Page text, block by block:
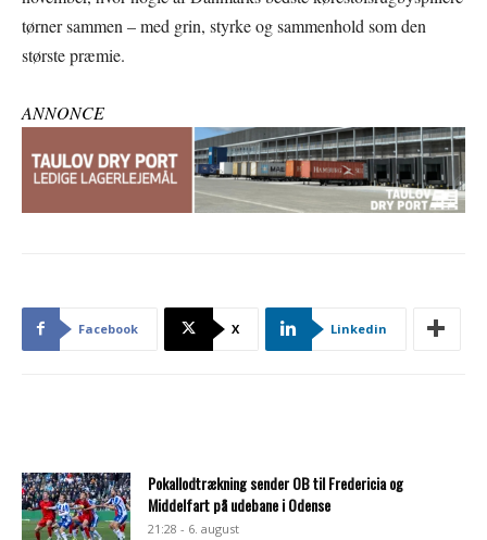
tørner sammen – med grin, styrke og sammenhold som den
største præmie.
ANNONCE
Facebook X Linkedin
Pokallodtrækning sender OB til Fredericia og
Middelfart på udebane i Odense
21:28 - 6. august